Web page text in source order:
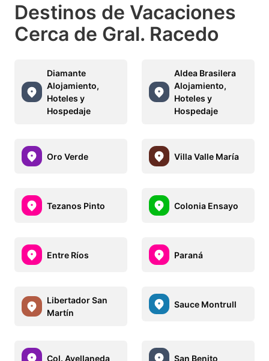
Destinos de Vacaciones
Cerca de Gral. Racedo
Diamante
Alojamiento,
Hoteles y
Hospedaje
Aldea Brasilera
Alojamiento,
Hoteles y
Hospedaje
Oro Verde Villa Valle María
Tezanos Pinto Colonia Ensayo
Entre Ríos Paraná
Libertador San
Martín
Sauce Montrull
Col. Avellaneda San Benito